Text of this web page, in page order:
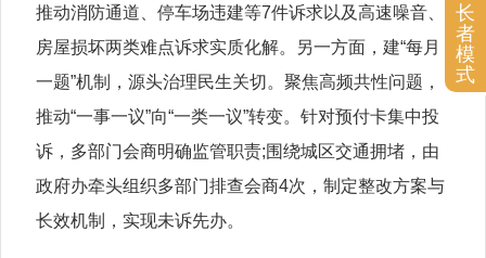
推动消防通道、停车场违建等7件诉求以及高速噪音、
房屋损坏两类难点诉求实质化解。另一方面，建“每月
一题”机制，源头治理民生关切。聚焦高频共性问题，
推动“一事一议”向“一类一议”转变。针对预付卡集中投
诉，多部门会商明确监管职责;围绕城区交通拥堵，由
政府办牵头组织多部门排查会商4次，制定整改方案与
长效机制，实现未诉先办。
长
者
模
式